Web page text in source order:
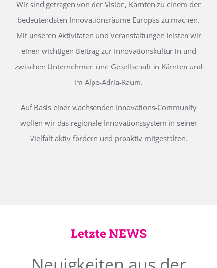
Wir sind getragen von der Vision, Kärnten zu einem der
bedeutendsten Innovationsräume Europas zu machen.
Mit unseren Aktivitäten und Veranstaltungen leisten wir
einen wichtigen Beitrag zur Innovationskultur in und
zwischen Unternehmen und Gesellschaft in Kärnten und
im Alpe-Adria-Raum.
Auf Basis einer wachsenden Innovations-Community
wollen wir das regionale Innovationssystem in seiner
Vielfalt aktiv fördern und proaktiv mitgestalten.
Letzte NEWS